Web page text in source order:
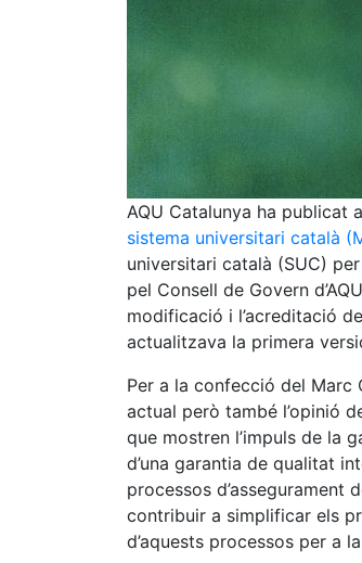
AQU Catalunya ha publicat
sistema universitari català
universitari català (SUC)
pel Consell de Govern
modificació i l’acreditació
actualitzava la primera
Per a la confecció del Marc
actual però també l’opinió
que mostren l’impuls de la
d’una garantia de qualitat
processos d’assegurament
contribuir a simplificar els
d’aquests processos per a